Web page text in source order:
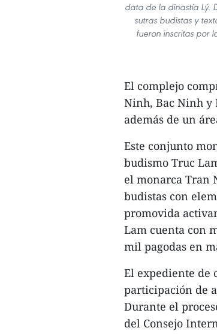
data de la dinastía Lý.
sutras budistas y
fueron inscritas por
El complejo
Ninh, Bac Ninh y
además de un
Este conjunto
budismo Truc
el monarca Tran
budistas con
promovida
Lam cuenta con
mil pagodas en
El expediente de
participación de
Durante el
del Consejo